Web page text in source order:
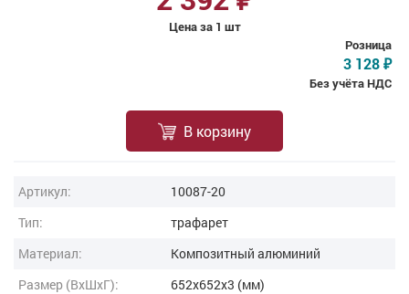
Цена за 1 шт
Розница
3 128 ₽
Без учёта НДС
В корзину
Артикул:
10087-20
Тип:
трафарет
Материал:
Композитный алюминий
Размер (ВxШxГ):
652x652x3 (мм)